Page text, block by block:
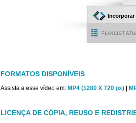
Incorporar
PLAYLIST
FORMATOS DISPONÍVEIS
Assista a esse vídeo em: MP4 (1280 X 720 px)
LICENÇA DE CÓPIA, REUSO E